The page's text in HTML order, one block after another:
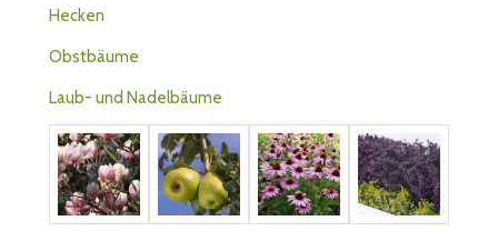
Hecken
Obstbäume
Laub- und Nadelbäume